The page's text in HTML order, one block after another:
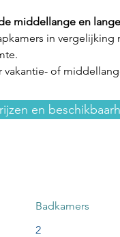
middellange en
in vergelijking
of
en
Badkamers
2